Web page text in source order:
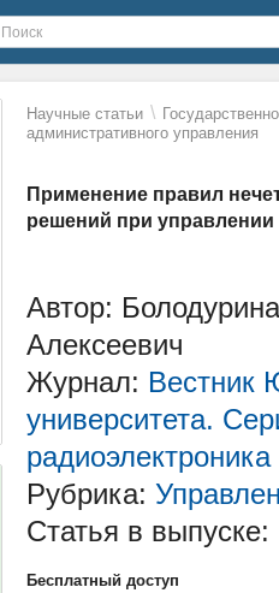
Научные статьи \
административного управления
Применение правил
решений при управлении
Автор:
Алексеевич
Журнал: Вестник
университета.
радиоэлектроника
Рубрика:
Статья в выпуске:
Бесплатный доступ